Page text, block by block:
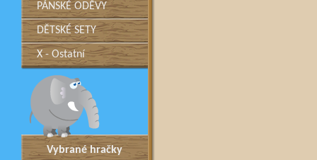
PÁNSKÉ ODĚVY
DĚTSKÉ SETY
X - Ostatní
Vybrané hračky